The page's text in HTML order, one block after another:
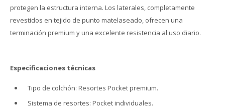
protegen la estructura interna. Los laterales, completamente
revestidos en tejido de punto matelaseado, ofrecen una
terminación premium y una excelente resistencia al uso diario.
Especificaciones técnicas
Tipo de colchón: Resortes Pocket premium.
Sistema de resortes: Pocket individuales.